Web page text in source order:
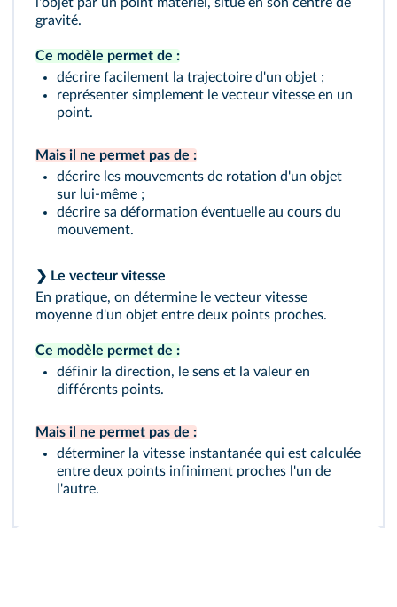
gravité.
Ce modèle permet de :
décrire facilement la trajectoire d'un objet ;
représenter simplement le vecteur vitesse en un
point.
Mais il ne permet pas de :
décrire les mouvements de rotation d'un objet
sur lui-même ;
décrire sa déformation éventuelle au cours du
mouvement.
❯ Le vecteur vitesse
En pratique, on détermine le vecteur vitesse
moyenne d'un objet entre deux points proches.
Ce modèle permet de :
définir la direction, le sens et la valeur en
différents points.
Mais il ne permet pas de :
déterminer la vitesse instantanée qui est calculée
entre deux points infiniment proches l'un de
l'autre.